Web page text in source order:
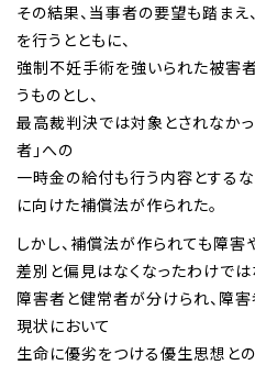
その結果、当事者の要望も踏ま
を行うとともに、
強制不妊手術を強いられた被害
うものとし、
最高裁判決では対象とされなか
者」への
一時金の給付も行う内容とする
に向けた補償法が作られた。
しかし、補償法が作られても障
差別と偏見はなくなったわけでは
障害者と健常者が分けられ、障
現状において
生命に優劣をつける優生思想との